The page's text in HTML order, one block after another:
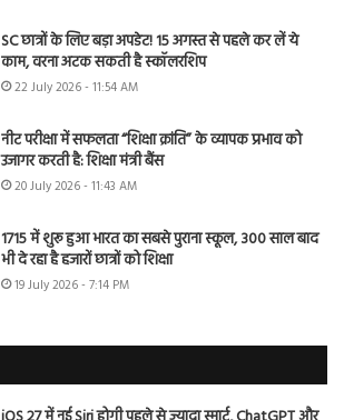
SC छात्रों के लिए बड़ा अपडेट! 15 अगस्त से पहले कर लें ये
काम, वरना अटक सकती है स्कॉलरशिप
22 July 2026 - 11:54 AM
नीट परीक्षा में सफलता “शिक्षा क्रांति” के व्यापक प्रभाव को
उजागर करती है: शिक्षा मंत्री बैंस
20 July 2026 - 11:43 AM
1715 में शुरू हुआ भारत का सबसे पुराना स्कूल, 300 साल बाद
भी दे रहा है हजारों छात्रों को शिक्षा
19 July 2026 - 7:14 PM